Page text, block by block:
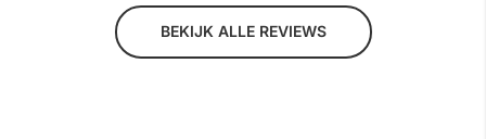
BEKIJK ALLE REVIEWS